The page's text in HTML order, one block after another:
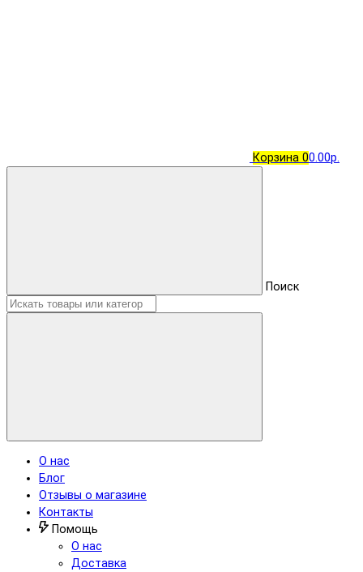
Корзина 00.00р.
Поиск
О нас
Блог
Отзывы о магазине
Контакты
Помощь
О нас
Доставка